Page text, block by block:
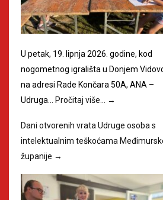
U petak, 19. lipnja 2026. godine, kod
nogometnog igrališta u Donjem
na adresi Rade Končara 50A, ANA –
Udruga…
Pročitaj više… →
Dani otvorenih vrata Udruge osoba s
intelektualnim teškoćama
županije →